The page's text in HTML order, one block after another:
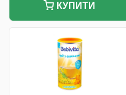
КУПИТИ